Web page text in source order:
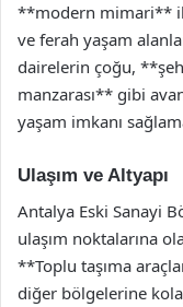
**modern mimari**
ve ferah yaşam
dairelerin çoğu,
manzarası** gibi
yaşam imkanı
Ulaşım ve Altyapı
Antalya Eski Sanayi
ulaşım noktalarına
**Toplu taşıma
diğer bölgelerine